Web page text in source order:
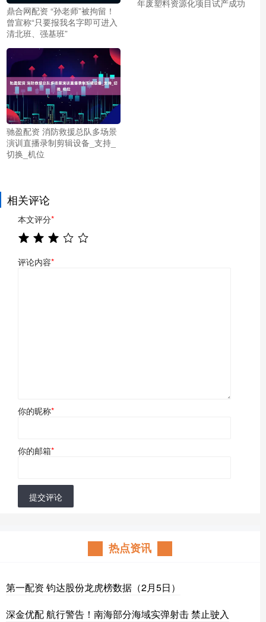
鼎合网配资 “孙老师”被拘留！
曾宣称“只要报我名字即可进入
清北班、强基班”
年废塑料资源化项目试产成功
驰盈配资 消防救援总队多场景
演训直播录制剪辑设备_支持_
切换_机位
相关评论
本文评分*
评论内容*
你的昵称*
你的邮箱*
提交评论
热点资讯
第一配资 钧达股份龙虎榜数据（2月5日）
深金优配 航行警告！南海部分海域实弹射击 禁止驶入